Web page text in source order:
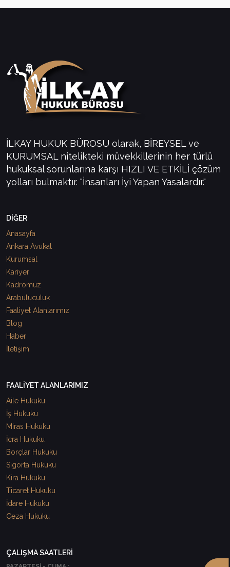
İLKAY HUKUK BÜROSU olarak, BİREYSEL ve
KURUMSAL nitelikteki müvekkillerinin her türlü
hukuksal sorunlarına karşı HIZLI VE ETKİLİ çözüm
yolları bulmaktır. "İnsanları İyi Yapan Yasalardır."
DİĞER
Anasayfa
Ankara Avukat
Kurumsal
Kariyer
Kadromuz
Arabuluculuk
Faaliyet Alanlarımız
Blog
Haber
İletişim
FAALİYET ALANLARIMIZ
Aile Hukuku
İş Hukuku
Miras Hukuku
İcra Hukuku
Borçlar Hukuku
Sigorta Hukuku
Kira Hukuku
Ticaret Hukuku
İdare Hukuku
Ceza Hukuku
ÇALIŞMA SAATLERİ